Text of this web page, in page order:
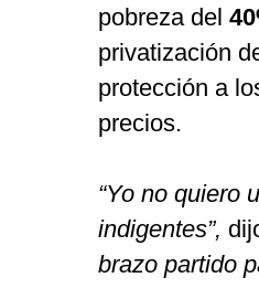
pobreza del
privatización
protección a
precios.
“Yo no quiero
indigentes”,
brazo partido